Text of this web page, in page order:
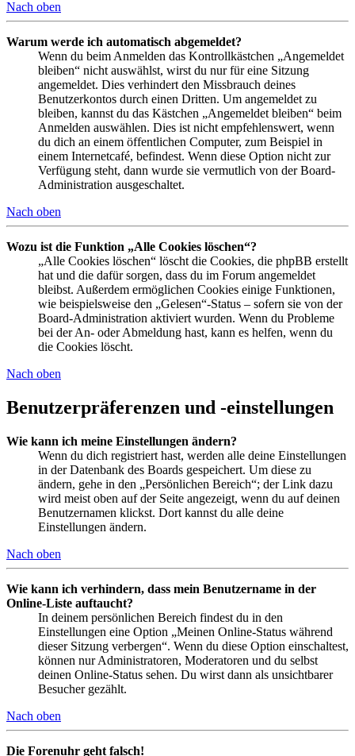
Nach oben
Warum werde ich automatisch abgemeldet?
Wenn du beim Anmelden das Kontrollkästchen „Angemeldet
bleiben“ nicht auswählst, wirst du nur für eine Sitzung
angemeldet. Dies verhindert den Missbrauch deines
Benutzerkontos durch einen Dritten. Um angemeldet zu
bleiben, kannst du das Kästchen „Angemeldet bleiben“ beim
Anmelden auswählen. Dies ist nicht empfehlenswert, wenn
du dich an einem öffentlichen Computer, zum Beispiel in
einem Internetcafé, befindest. Wenn diese Option nicht zur
Verfügung steht, dann wurde sie vermutlich von der Board-
Administration ausgeschaltet.
Nach oben
Wozu ist die Funktion „Alle Cookies löschen“?
„Alle Cookies löschen“ löscht die Cookies, die phpBB erstellt
hat und die dafür sorgen, dass du im Forum angemeldet
bleibst. Außerdem ermöglichen Cookies einige Funktionen,
wie beispielsweise den „Gelesen“-Status – sofern sie von der
Board-Administration aktiviert wurden. Wenn du Probleme
bei der An- oder Abmeldung hast, kann es helfen, wenn du
die Cookies löscht.
Nach oben
Benutzerpräferenzen und -einstellungen
Wie kann ich meine Einstellungen ändern?
Wenn du dich registriert hast, werden alle deine Einstellungen
in der Datenbank des Boards gespeichert. Um diese zu
ändern, gehe in den „Persönlichen Bereich“; der Link dazu
wird meist oben auf der Seite angezeigt, wenn du auf deinen
Benutzernamen klickst. Dort kannst du alle deine
Einstellungen ändern.
Nach oben
Wie kann ich verhindern, dass mein Benutzername in der
Online-Liste auftaucht?
In deinem persönlichen Bereich findest du in den
Einstellungen eine Option „Meinen Online-Status während
dieser Sitzung verbergen“. Wenn du diese Option einschaltest,
können nur Administratoren, Moderatoren und du selbst
deinen Online-Status sehen. Du wirst dann als unsichtbarer
Besucher gezählt.
Nach oben
Die Forenuhr geht falsch!